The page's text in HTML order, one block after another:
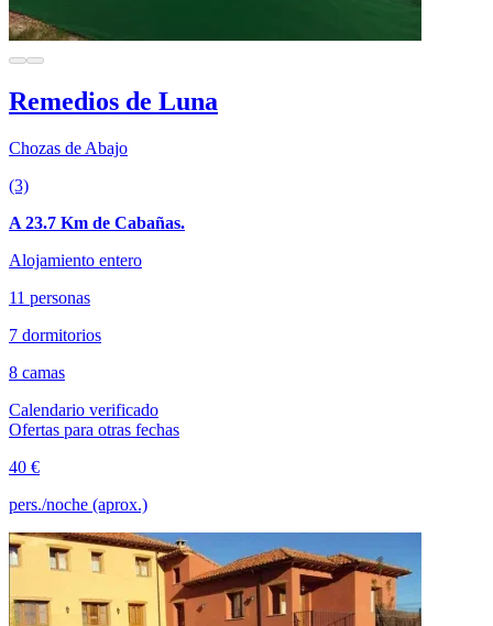
Remedios de Luna
Chozas de Abajo
(3)
A 23.7 Km de Cabañas.
Alojamiento entero
11 personas
7 dormitorios
8 camas
Calendario verificado
Ofertas para otras fechas
40 €
pers./noche (aprox.)